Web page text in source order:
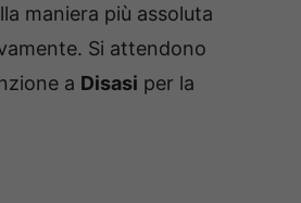
maniera più assoluta
Si attendono
a Disasi per la